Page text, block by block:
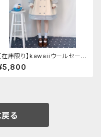
【在庫限り】kawaiiウールセーラ
ジャケット(胸元リボン付き) M
イズ
る